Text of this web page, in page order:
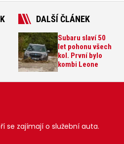
DALŠÍ ČLÁNEK
Subaru slaví 50
let pohonu všech
kol. První bylo
kombi Leone
se zajímají o služební auta.